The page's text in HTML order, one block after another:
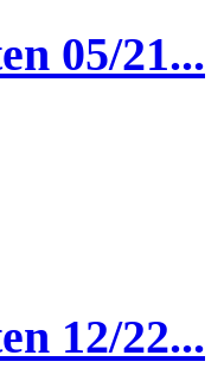
05/21...
12/22...